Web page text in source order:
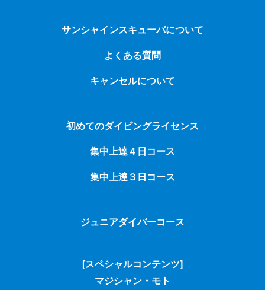
サンシャインスキューバについて
よくある質問
キャンセルについて
初めてのダイビングライセンス
集中上達４日コース
集中上達３日コース
ジュニアダイバーコース
[スペシャルコンテンツ]
マジシャン・モト